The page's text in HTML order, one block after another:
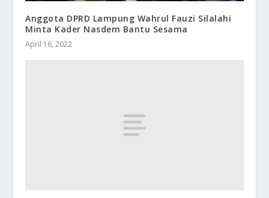
Anggota DPRD Lampung Wahrul Fauzi Silalahi
Minta Kader Nasdem Bantu Sesama
April 16, 2022